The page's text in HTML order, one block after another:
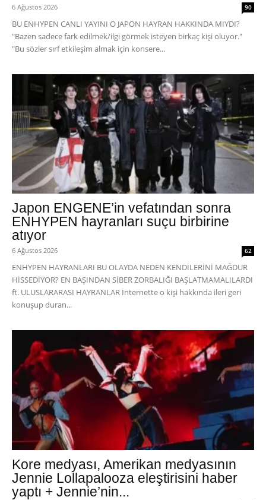
6 Ağustos 2026 90
BU ENHYPEN CANLI YAYINI O JAPON HAYRAN HAKKINDA MIYDI?
"Bazen sadece fark edilmek/ilgi görmek isteyen birkaç kişi oluyor."
"Bu sözler sırf etkileşim almak için konsere...
Japon ENGENE’in vefatından sonra
ENHYPEN hayranları suçu birbirine
atıyor
6 Ağustos 2026 62
ENHYPEN HAYRANLARI BU OLAYDA NEDEN KENDİLERİNİ MAĞDUR
HİSSEDİYOR? EN BAŞINDAN SİBER ZORBALIĞI BAŞLATMAMALILARDI
ft. ULUSLARARASI HAYRANLAR İnternette o kişi hakkında ileri geri
konuşup duran...
Kore medyası, Amerikan medyasının
Jennie Lollapalooza eleştirisini haber
yaptı + Jennie’nin...